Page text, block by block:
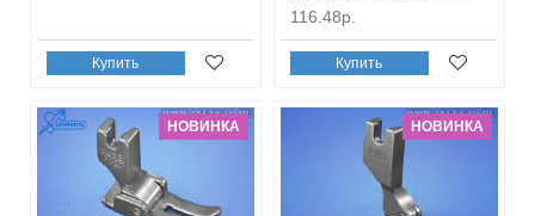
Купить
116.48р.
Купить
НОВИНКА НОВИНКА